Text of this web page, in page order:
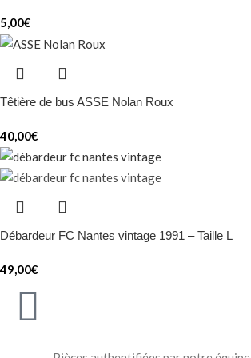
5,00€
Têtière de bus ASSE Nolan Roux
40,00€
Débardeur FC Nantes vintage 1991 – Taille L
49,00€